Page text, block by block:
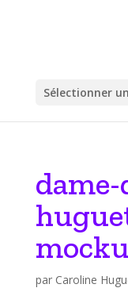
Sélectionner
par Caroline